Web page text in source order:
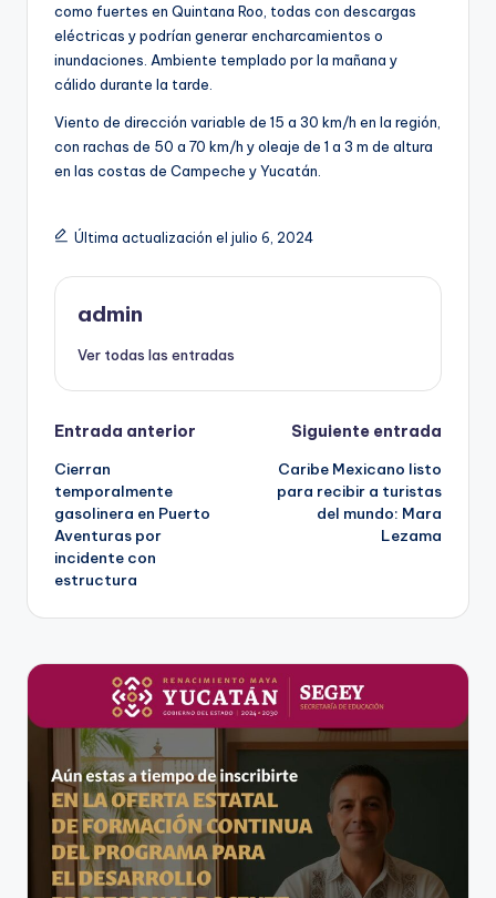
como fuertes en Quintana Roo, todas con descargas
eléctricas y podrían generar encharcamientos o
inundaciones. Ambiente templado por la mañana y
cálido durante la tarde.
Viento de dirección variable de 15 a 30 km/h en la región,
con rachas de 50 a 70 km/h y oleaje de 1 a 3 m de altura
en las costas de Campeche y Yucatán.
Última actualización el julio 6, 2024
admin
Ver todas las entradas
Navegación
de
entradas
Entrada anterior
Cierran
temporalmente
gasolinera en Puerto
Aventuras por
incidente con
estructura
Siguiente entrada
Caribe Mexicano listo
para recibir a turistas
del mundo: Mara
Lezama